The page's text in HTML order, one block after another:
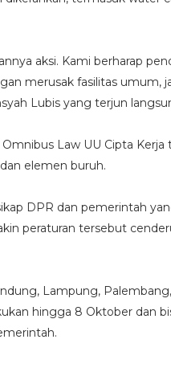
aksi. Kami berharap
merusak fasilitas
Lubis yang terjun
Law UU Cipta
elemen buruh.
DPR dan pemerintah
peraturan tersebut
Lampung,
hingga 8 Oktober dan